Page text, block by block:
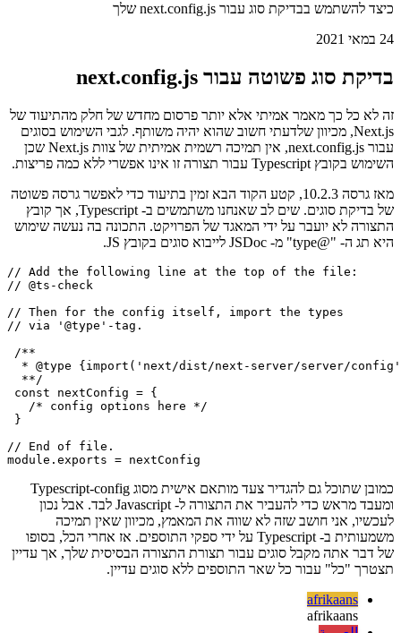
Next.js-config עם בדיקת סוג
24 במאי 2021
בדיקת סוג פשוטה עבור next.config.js
זה לא כל כך מאמר אמיתי אלא יותר פרסום מחדש של חלק מהתיעוד של
Next.js, מכיוון שלדעתי חשוב שהוא יהיה משותף. לגבי השימוש בסוגים
עבור next.config.js, אין תמיכה רשמית אמיתית של צוות Next.js שכן
השימוש בקובץ Typescript עבור תצורה זו אינו אפשרי ללא כמה פריצות.
מאז גרסה 10.2.3, קטע הקוד הבא זמין בתיעוד כדי לאפשר גרסה פשוטה
התצורה לא יועבר על ידי המאגד של הפרויקט. התכונה בה נעשה שימוש
// Add the following line at the top of the file:
// @ts-check
// Then for the config itself, import the types
// via '@type'-tag.
/**
* @type {import('next/dist/next-server/server/
  **/
   /* config options here */
}
// End of file.
כמובן שתוכל גם להגדיר צעד מותאם אישית מסוג Typescript-config
ומעבד מראש כדי להעביר את התצורה ל- Javascript לבד. אבל נכון
לעכשיו, אני חושב שזה לא שווה את המאמץ, מכיוון שאין תמיכה
משמעותית ב- Typescript על ידי ספקי התוספים. אז אחרי הכל, בסופו
של דבר אתה מקבל סוגים עבור תצורת התצורה הבסיסית שלך, אך עדיין
תצטרך "כל" עבור כל שאר התוספים ללא סוגים עדיין.